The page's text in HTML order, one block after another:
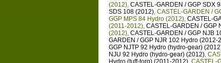
(2012), CASTEL-GARDEN / GGP SDX
SDS 108 (2012), CASTEL-GARDEN /
GGP MPS 84 Hydro (2012), CASTEL-
(2011-2012), CASTEL-GARDEN / GGP
(2012), CASTEL-GARDEN / GGP NJB
GARDEN / GGP NJR 102 Hydro (2012-
GGP NJTP 92 Hydro (hydro-gear)
NJU 92 Hydro (hydro-gear) (2012),
Hydro (tuff-torq) (2011-2012), CASTEL-